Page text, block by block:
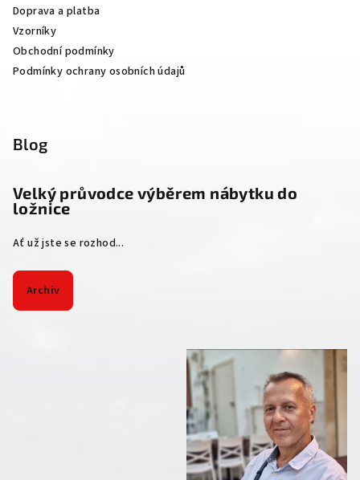
Doprava a platba
Vzorníky
Obchodní podmínky
Podmínky ochrany osobních údajů
Blog
Velký průvodce výběrem nábytku do
ložnice
Ať už jste se rozhod...
Archiv